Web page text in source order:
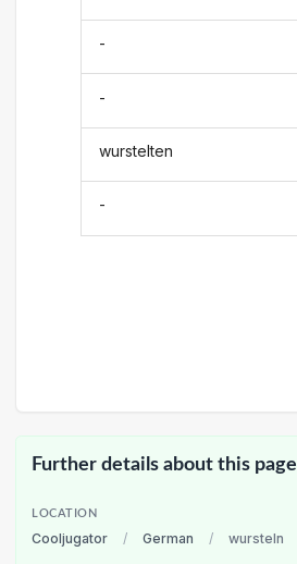
-
-
wurstelten
-
Further details about this page
LOCATION
Cooljugator / German / wursteln